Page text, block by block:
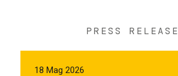
PRESS RELEASE
18 Mag 2026